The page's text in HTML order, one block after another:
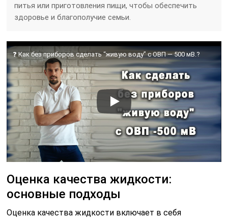
питья или приготовления пищи, чтобы обеспечить
здоровье и благополучие семьи.
❓ Как без приборов сделать “живую воду” с ОВП — 500 мВ.?
Оценка качества жидкости:
основные подходы
Оценка качества жидкости включает в себя